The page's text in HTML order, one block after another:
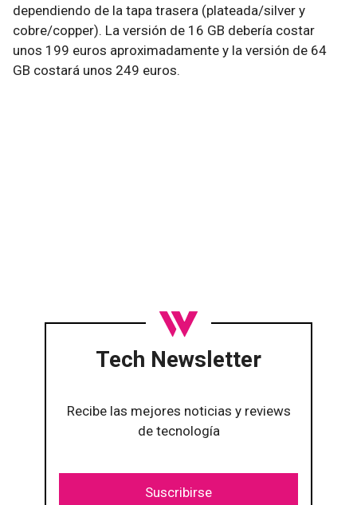
dependiendo de la tapa trasera (plateada/silver y
cobre/copper). La versión de 16 GB debería costar
unos 199 euros aproximadamente y la versión de 64
GB costará unos 249 euros.
Tech Newsletter
Recibe las mejores noticias y reviews
de tecnología
Suscribirse